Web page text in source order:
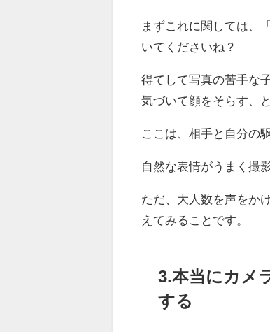
まずこれに関しては、
いてくださいね？
得てして写真の苦手な
気づいて顔をそらす、
ここは、相手と自分の
自然な表情がうまく撮
ただ、大人数を声をか
えてみることです。
3.本当にカメ
する